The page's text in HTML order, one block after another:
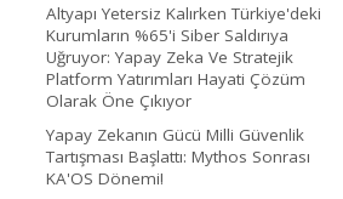
Altyapı Yetersiz Kalırken Türkiye'deki
Kurumların %65'i Siber Saldırıya
Uğruyor: Yapay Zeka Ve Stratejik
Platform Yatırımları Hayati Çözüm
Olarak Öne Çıkıyor
Yapay Zekanın Gücü Milli Güvenlik
Tartışması Başlattı: Mythos Sonrası
KA'OS Dönemi!